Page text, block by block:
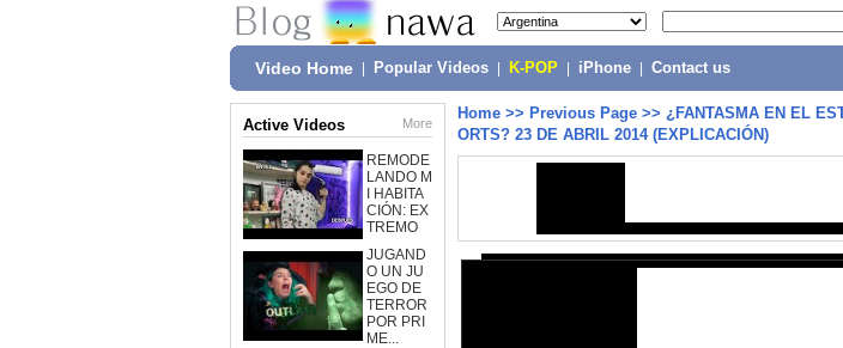
Video Home Popular Videos K-POP iPhone Contact us
Active Videos More
REMODE
LANDO M
I HABITA
CIÓN: EX
TREMO
JUGAND
O UN JU
EGO DE
TERROR
POR PRI
ME...
Home >> Previous Page >> ¿FANTASMA EN EL
ORTS? 23 DE ABRIL 2014 (EXPLICACIÓN)